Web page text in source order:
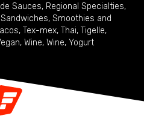
Sauces, Regional Specialties,
Sandwiches, Smoothies and
, Tex-mex, Thai, Tigelle,
, Wine, Wine, Yogurt